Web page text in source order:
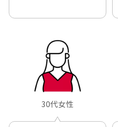
30代女性